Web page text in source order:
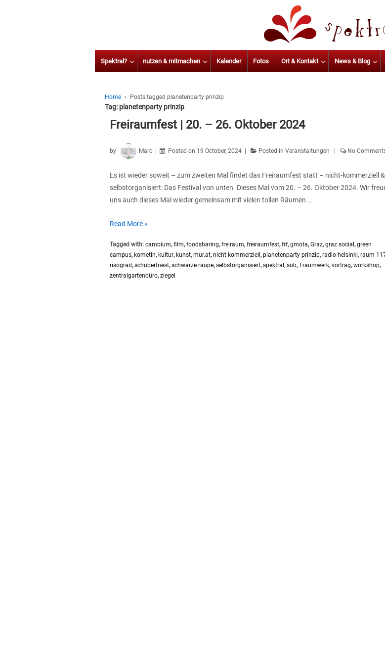
Spektral? nutzen & mitmachen Kalender Fotos Ort & Kontakt News & Blog
Home › Posts tagged planetenparty prinzip
Tag: planetenparty prinzip
Freiraumfest | 20. – 26. Oktober 2024
by Marc Posted on 19 October, 2024 Posted inVeranstaltungen No
Es ist wieder soweit – zum zweiten Mal findet das Freiraumfest statt – nicht-kommerziell &
selbstorganisiert: Das Festival von unten. Dieses Mal vom 20. – 26. Oktober 2024. Wir
uns auch dieses Mal wieder gemeinsam mit vielen tollen Räumen …
Freiraumfest
20.
26.
Read More »
Tagged with: cambium,film,foodsharing,freiraum,freiraumfest,frf,gmota,Graz,graz.social ,green
campus, kometin, kultur, kunst,mur.at,nicht kommerziell ,planetenparty prinzip,radio helsinki,raum
risograd,schubertnest,schwarze raupe,selbstorganisiert,spektral ,sub,Traumwerk,vortrag,workshop,
zentralgartenbüro,ziegel